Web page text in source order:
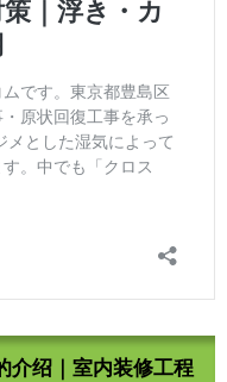
介绍｜室内装修工程